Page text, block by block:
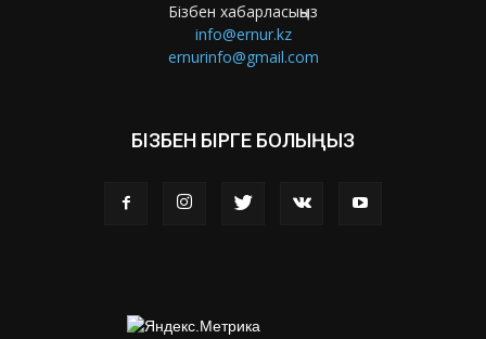
Бізбен хабарласыңыз
info@ernur.kz
ernurinfo@gmail.com
БІЗБЕН БІРГЕ БОЛЫҢЫЗ